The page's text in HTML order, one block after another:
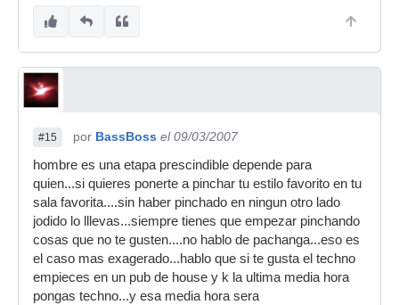
#15 por BassBoss el 09/03/2007
hombre es una etapa prescindible depende para
quien...si quieres ponerte a pinchar tu estilo favorito en tu
sala favorita....sin haber pinchado en ningun otro lado
jodido lo lllevas...siempre tienes que empezar pinchando
cosas que no te gusten....no hablo de pachanga...eso es
el caso mas exagerado...hablo que si te gusta el techno
empieces en un pub de house y k la ultima media hora
pongas techno...y esa media hora sera